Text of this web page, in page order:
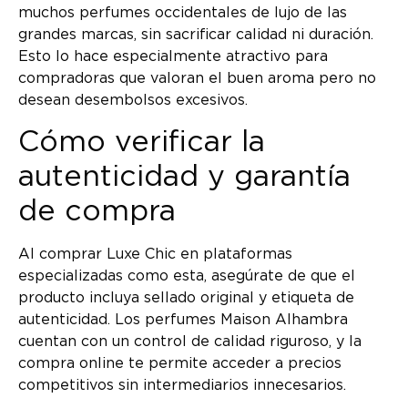
muchos perfumes occidentales de lujo de las
grandes marcas, sin sacrificar calidad ni duración.
Esto lo hace especialmente atractivo para
compradoras que valoran el buen aroma pero no
desean desembolsos excesivos.
Cómo verificar la
autenticidad y garantía
de compra
Al comprar Luxe Chic en plataformas
especializadas como esta, asegúrate de que el
producto incluya sellado original y etiqueta de
autenticidad. Los perfumes Maison Alhambra
cuentan con un control de calidad riguroso, y la
compra online te permite acceder a precios
competitivos sin intermediarios innecesarios.